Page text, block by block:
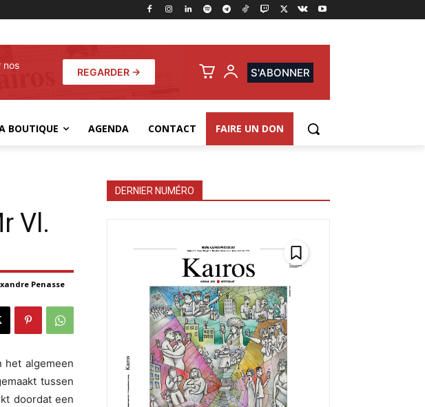
nos
REGARDER → S'ABONNER
BOUTIQUE AGENDA CONTACT FAIRE UN DON
Vl.
Penasse
het algemeen
tussen
doordat een
DERNIER NUMÉRO